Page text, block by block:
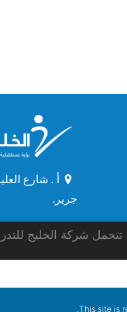
أ . شارع
جرير.
شركة الخليج
This site is